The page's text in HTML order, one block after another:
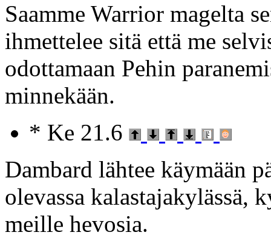
Saamme Warrior magelta
ihmettelee sitä että me
odottamaan Pehin
minnekään.
* Ke 21.6
Dambard lähtee käymään
olevassa kalastajakylässä,
meille hevosia.